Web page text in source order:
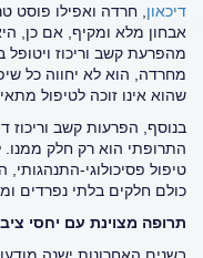
דיכאון , חרדה ואפילו
אבחון מלא ומקיף, אם כן,
מהפרעת קשב וריכוז ויטופל
מחרדה, הוא לא יחווה כל
שהוא אינו זוכה לטיפול
בנוסף, הפרעות קשב וריכוז
התרופתי הוא רק חלק ממנו.
טיפול פסיכולוגי-
כולם חלקים בלתי נפרדים
תרופה מצוינת עם יחסי
בשנים האחרונות ישנה